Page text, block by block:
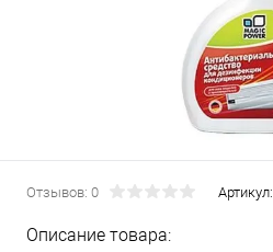
Отзывов: 0 Артикул:
Описание товара: